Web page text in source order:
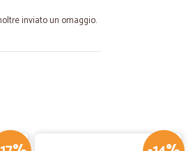
inviato un omaggio.
piccolo regalo di
grande come Mantova